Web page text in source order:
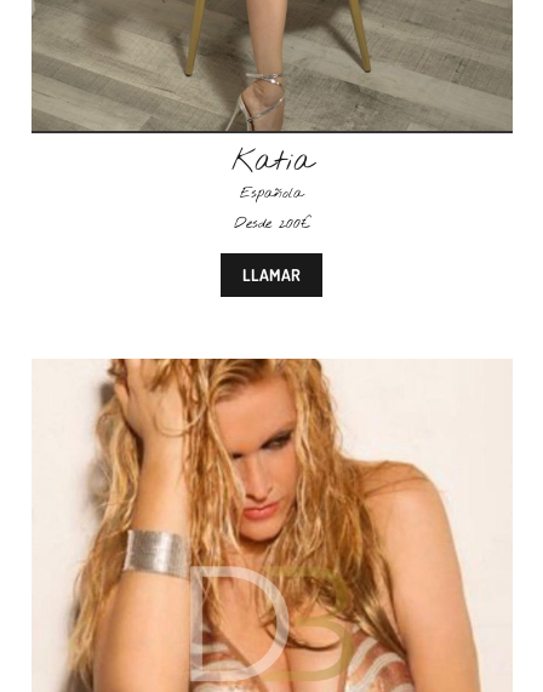
Katia
Española
Desde 200€
LLAMAR